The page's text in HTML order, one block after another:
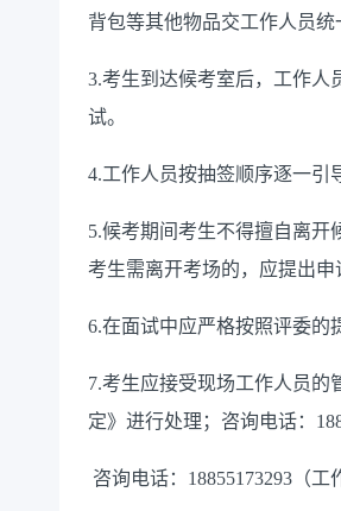
背包等其他物品交工作人员
3.考生到达候考室后，工作人
试。
4.工作人员按抽签顺序逐一引
5.候考期间考生不得擅自离
考生需离开考场的，应提出
6.在面试中应严格按照评委的
7.考生应接受现场工作人员
定》进行处理；咨询电话：
咨询电话：18855173293（工